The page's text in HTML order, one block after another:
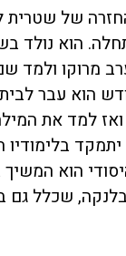
של שטרית
מרוקו ולמד
הוא עבר
למד את
בלימודיו
שכלל גם